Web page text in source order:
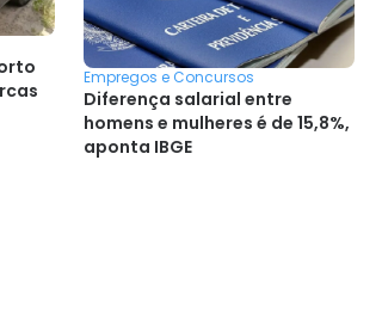
Empregos e Concursos
Diferença salarial entre
homens e mulheres é de 15,8%,
aponta IBGE